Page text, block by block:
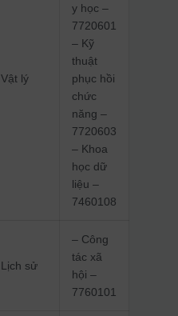
Vật lý
y học –
7720601
– Kỹ
thuật
phục hồi
chức
năng –
7720603
– Khoa
học dữ
liệu –
7460108
Lịch sử
– Công
tác xã
hội –
7760101